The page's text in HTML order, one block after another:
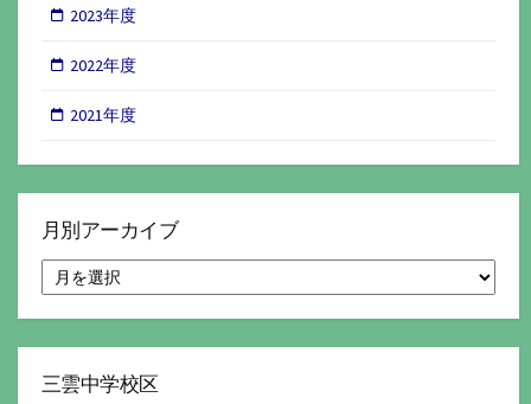
2023年度
2022年度
2021年度
月別アーカイブ
別
ア
イ
三雲中学校区